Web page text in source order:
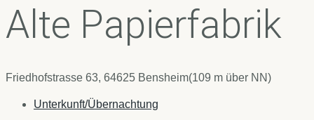
Alte Papierfabrik
Friedhofstrasse 63, 64625 Bensheim(109 m über NN)
Unterkunft/Übernachtung